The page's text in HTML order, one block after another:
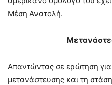
Μέση Ανατολή.
Απαντώντας σε ερώτηση
μετανάστευσης και τη